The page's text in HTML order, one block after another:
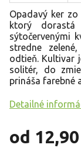
od
Opadavý ker zo
ktorý
sýtočervenými
stredne
odtieň. Kultivar
solitér, do
prináša farebné
Detailné